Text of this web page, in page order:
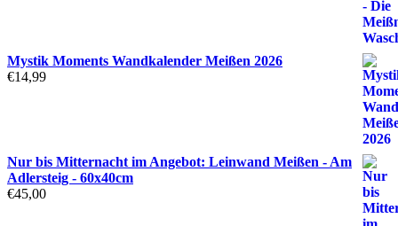
Mystik Moments Wandkalender Meißen 2026
€14,99
Nur bis Mitternacht im Angebot: Leinwand Meißen - Am
Adlersteig - 60x40cm
€45,00